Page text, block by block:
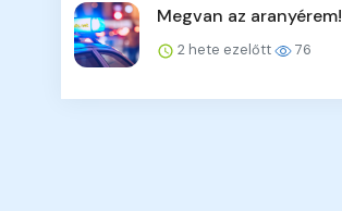
Megvan az aranyérem!
2 hete ezelőtt 76